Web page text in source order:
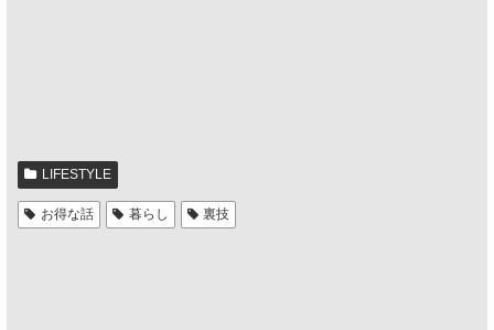
LIFESTYLE
お得な話 暮らし 裏技